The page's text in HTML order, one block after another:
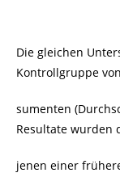
Die gleichen
Kontrollgruppe
sumenten
Resultate wurden
jenen einer